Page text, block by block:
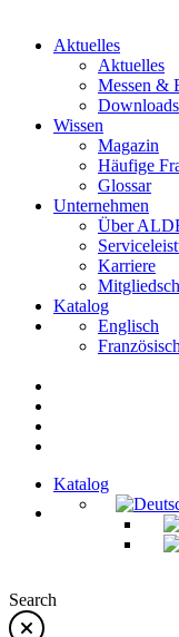
Aktuelles
Aktuelles
Messen &
Downloads
Wissen
Magazin
Häufige
Glossar
Unternehmen
Über
Karriere
Katalog
Englisch
Französisch
Katalog
Search